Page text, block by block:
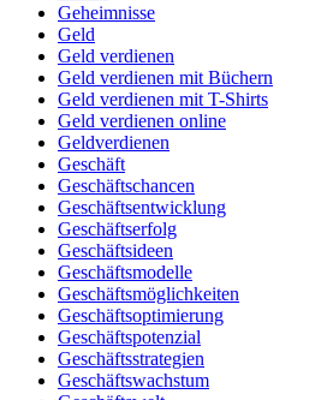
Geheimnisse
Geld
Geld verdienen
Geld verdienen mit Büchern
Geld verdienen mit T-Shirts
Geld verdienen online
Geldverdienen
Geschäft
Geschäftschancen
Geschäftsentwicklung
Geschäftserfolg
Geschäftsideen
Geschäftsmodelle
Geschäftsmöglichkeiten
Geschäftsoptimierung
Geschäftspotenzial
Geschäftsstrategien
Geschäftswachstum